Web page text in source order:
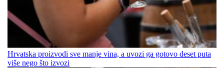
Hrvatska proizvodi sve manje vina, a uvozi ga gotovo deset puta
više nego što izvozi